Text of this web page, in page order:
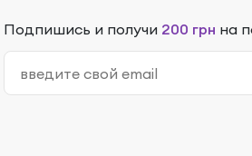
Подпишись и получи 200 грн на